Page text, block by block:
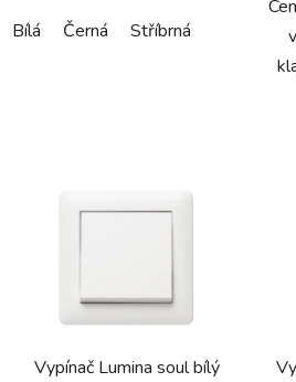
Bílá Černá Stříbrná
Vypínač Lumina soul bílý